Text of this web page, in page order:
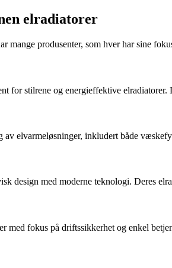
elradiatorer
mange produsenter, som hver har sine
for stilrene og energieffektive
av elvarmeløsninger, inkludert både
design med moderne teknologi. Deres
med fokus på driftssikkerhet og enkel